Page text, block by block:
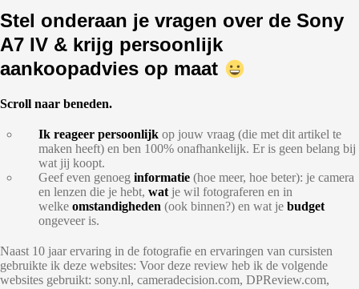
Stel onderaan je vragen over de Sony
A7 IV & krijg persoonlijk
aankoopadvies op maat
Scroll naar beneden.
Ik reageer persoonlijk op jouw vraag (die met dit artikel te
maken heeft) en ben 100% onafhankelijk. Er is geen belang bij
wat jij koopt.
Geef even genoeginformatie(hoe meer, hoe beter): je camera
en lenzen die je hebt,wat je wil fotograferen en in
welke omstandigheden (ook binnen?) en wat jebudget
ongeveer is.
Naast 10 jaar ervaring in de fotografie en ervaringen van cursisten
gebruikte ik deze websites: Voor deze review heb ik de volgende
websites gebruikt: sony.nl, cameradecision.com, DPReview.com,